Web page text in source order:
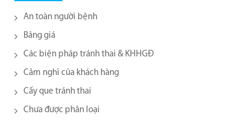
An toàn người bệnh
Bảng giá
Các biện pháp tránh thai & KHHGĐ
Cảm nghĩ của khách hàng
Cấy que tránh thai
Chưa được phân loại